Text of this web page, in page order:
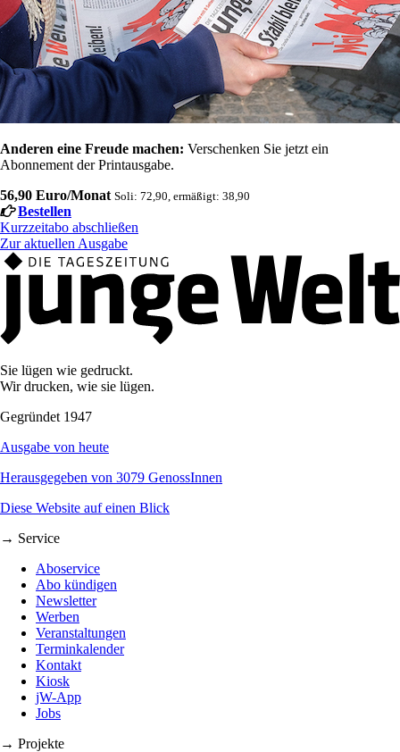
Anderen eine Freude machen: Verschenken Sie jetzt ein
Abonnement der Printausgabe.
56,90 Euro/Monat Soli: 72,90, ermäßigt: 38,90
Bestellen
Kurzzeitabo abschließen
Zur aktuellen Ausgabe
Sie lügen wie gedruckt.
Wir drucken, wie sie lügen.
Gegründet 1947
Ausgabe von heute
Herausgegeben von 3079 GenossInnen
Diese Website auf einen Blick
→ Service
Aboservice
Abo kündigen
Newsletter
Werben
Veranstaltungen
Terminkalender
Kontakt
Kiosk
jW-App
Jobs
→ Projekte